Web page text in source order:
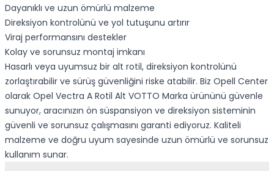
Dayanıklı ve uzun ömürlü malzeme
Direksiyon kontrolünü ve yol tutuşunu artırır
Viraj performansını destekler
Kolay ve sorunsuz montaj imkanı
Hasarlı veya uyumsuz bir alt rotil, direksiyon kontrolünü
zorlaştırabilir ve sürüş güvenliğini riske atabilir. Biz Opell Center
olarak Opel Vectra A Rotil Alt VOTTO Marka ürününü güvenle
sunuyor, aracınızın ön süspansiyon ve direksiyon sisteminin
güvenli ve sorunsuz çalışmasını garanti ediyoruz. Kaliteli
malzeme ve doğru uyum sayesinde uzun ömürlü ve sorunsuz
kullanım sunar.